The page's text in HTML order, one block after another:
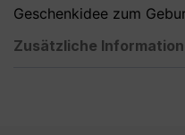
Geschenkidee zum
Zusätzliche